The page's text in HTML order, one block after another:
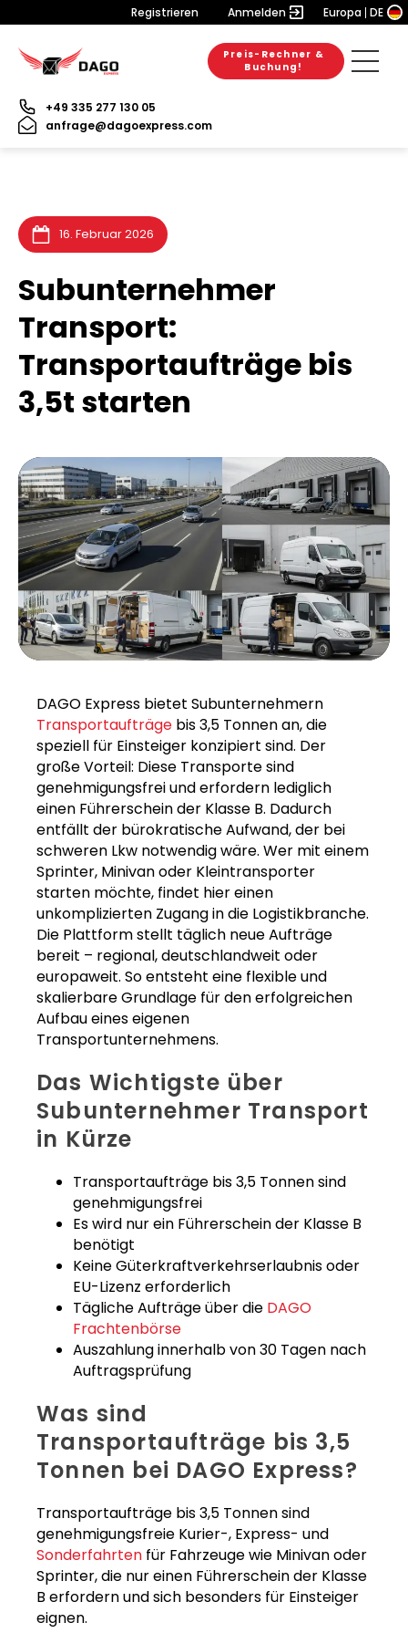
Registrieren Anmelden Europa DE
Preis-Rechner &
Buchung!
+49 335 277 130 05
anfrage@dagoexpress.com
16. Februar 2026
Subunternehmer
Transport:
Transportaufträge bis
3,5t starten
DAGO Express bietet Subunternehmern
Transportaufträge bis 3,5 Tonnen an, die
speziell für Einsteiger konzipiert sind. Der
große Vorteil: Diese Transporte sind
genehmigungsfrei und erfordern lediglich
einen Führerschein der Klasse B. Dadurch
entfällt der bürokratische Aufwand, der bei
schweren Lkw notwendig wäre. Wer mit einem
Sprinter, Minivan oder Kleintransporter
starten möchte, findet hier einen
unkomplizierten Zugang in die Logistikbranche.
Die Plattform stellt täglich neue Aufträge
bereit – regional, deutschlandweit oder
europaweit. So entsteht eine flexible und
skalierbare Grundlage für den erfolgreichen
Aufbau eines eigenen
Transportunternehmens.
Das Wichtigste über
Subunternehmer Transport
in Kürze
Transportaufträge bis 3,5 Tonnen sind
genehmigungsfrei
Es wird nur ein Führerschein der Klasse B
benötigt
Keine Güterkraftverkehrserlaubnis oder
EU-Lizenz erforderlich
Tägliche Aufträge über die DAGO
Frachtenbörse
Auszahlung innerhalb von 30 Tagen nach
Auftragsprüfung
Was sind
Transportaufträge bis 3,5
Tonnen bei DAGO Express?
Transportaufträge bis 3,5 Tonnen sind
genehmigungsfreie Kurier-, Express- und
Sonderfahrten für Fahrzeuge wie Minivan oder
Sprinter, die nur einen Führerschein der Klasse
B erfordern und sich besonders für Einsteiger
eignen.
28. Juli 2026
28. Juli 2026
25. Juli 2026